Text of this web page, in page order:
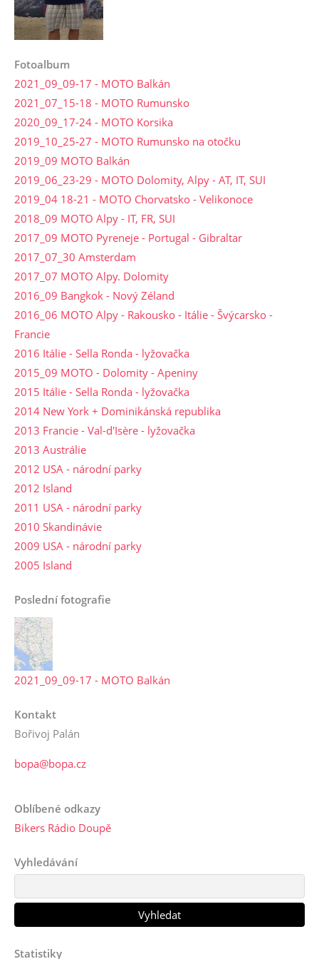
Fotoalbum
2021_09_09-17 - MOTO Balkán
2021_07_15-18 - MOTO Rumunsko
2020_09_17-24 - MOTO Korsika
2019_10_25-27 - MOTO Rumunsko na otočku
2019_09 MOTO Balkán
2019_06_23-29 - MOTO Dolomity, Alpy - AT, IT, SUI
2019_04 18-21 - MOTO Chorvatsko - Velikonoce
2018_09 MOTO Alpy - IT, FR, SUI
2017_09 MOTO Pyreneje - Portugal - Gibraltar
2017_07_30 Amsterdam
2017_07 MOTO Alpy. Dolomity
2016_09 Bangkok - Nový Zéland
2016_06 MOTO Alpy - Rakousko - Itálie - Švýcarsko -
Francie
2016 Itálie - Sella Ronda - lyžovačka
2015_09 MOTO - Dolomity - Apeniny
2015 Itálie - Sella Ronda - lyžovačka
2014 New York + Dominikánská republika
2013 Francie - Val-d'Isère - lyžovačka
2013 Austrálie
2012 USA - národní parky
2012 Island
2011 USA - národní parky
2010 Skandinávie
2009 USA - národní parky
2005 Island
Poslední fotografie
2021_09_09-17 - MOTO Balkán
Kontakt
Bořivoj Palán
bopa@bopa.cz
Oblíbené odkazy
Bikers Rádio Doupě
Vyhledávání
Statistiky